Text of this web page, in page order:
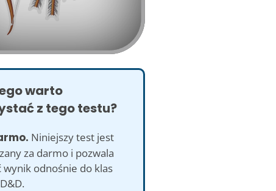
warto
z tego testu?
Niniejszy test jest
za darmo i pozwala
wynik odnośnie do klas